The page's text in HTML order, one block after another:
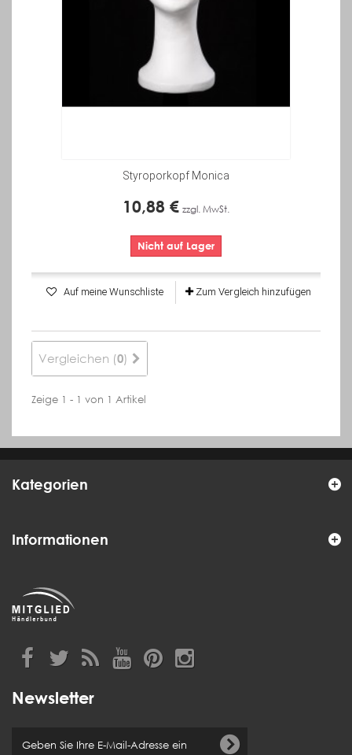
Styroporkopf Monica
10,88 € zzgl. MwSt.
Nicht auf Lager
Auf meine Wunschliste Zum Vergleich hinzufügen
Vergleichen (0)
Zeige 1 - 1 von 1 Artikel
Kategorien
Informationen
Newsletter